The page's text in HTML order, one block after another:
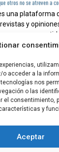
acceder a la
nos
o las
el consentimiento,
y
Aceptar
una plataforma
y
y un